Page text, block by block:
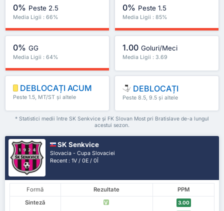
0% Peste 2.5
Media Ligii : 66%
0% Peste 1.5
Media Ligii : 85%
0% GG
Media Ligii : 64%
1.00 Goluri/Meci
Media Ligii : 3.69
DEBLOCAȚI ACUM
Peste 1.5, MT/ST și altele
DEBLOCAȚI
Peste 8.5, 9.5 și altele
* Statistici medii între SK Senkvice și FK Slovan Most pri Bratislave de-a lungul
acestui sezon.
SK Senkvice
Slovacia - Cupa Slovaciei
Recent : 1V / 0E / 0Î
Formă Rezultate
PPM
Sinteză
V 3.00